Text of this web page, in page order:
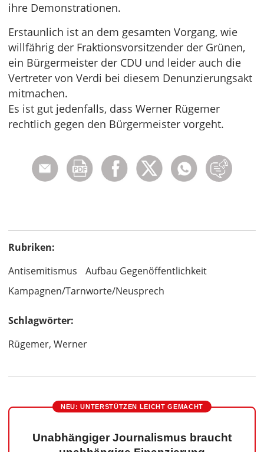
ihre Demonstrationen.
Erstaunlich ist an dem gesamten Vorgang, wie
willfährig der Fraktionsvorsitzender der Grünen,
ein Bürgermeister der CDU und leider auch die
Vertreter von Verdi bei diesem Denunzierungsakt
mitmachen.
Es ist gut jedenfalls, dass Werner Rügemer
rechtlich gegen den Bürgermeister vorgeht.
Rubriken:
Antisemitismus
Aufbau Gegenöffentlichkeit
Kampagnen/Tarnworte/Neusprech
Schlagwörter:
Rügemer, Werner
NEU: UNTERSTÜTZEN LEICHT GEMACHT
Unabhängiger Journalismus braucht